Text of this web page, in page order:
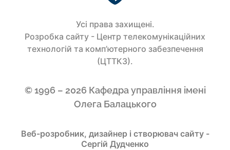
Усi права захищенi.
Розробка сайту - Центр телекомунікаційних
технологій та комп’ютерного забезпечення
(ЦТТКЗ).
© 1996 – 2026 Кафедра управління імені
Олега Балацького
Веб-розробник, дизайнер і створювач сайту -
Сергій Дудченко